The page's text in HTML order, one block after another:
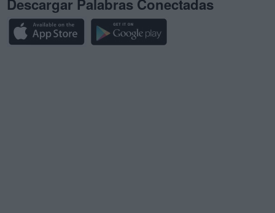
Descargar Palabras Conectadas